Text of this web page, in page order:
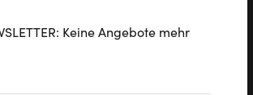
Keine Angebote mehr